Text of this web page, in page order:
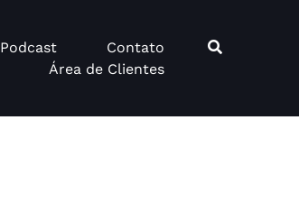
Podcast
Contato
Área de Clientes